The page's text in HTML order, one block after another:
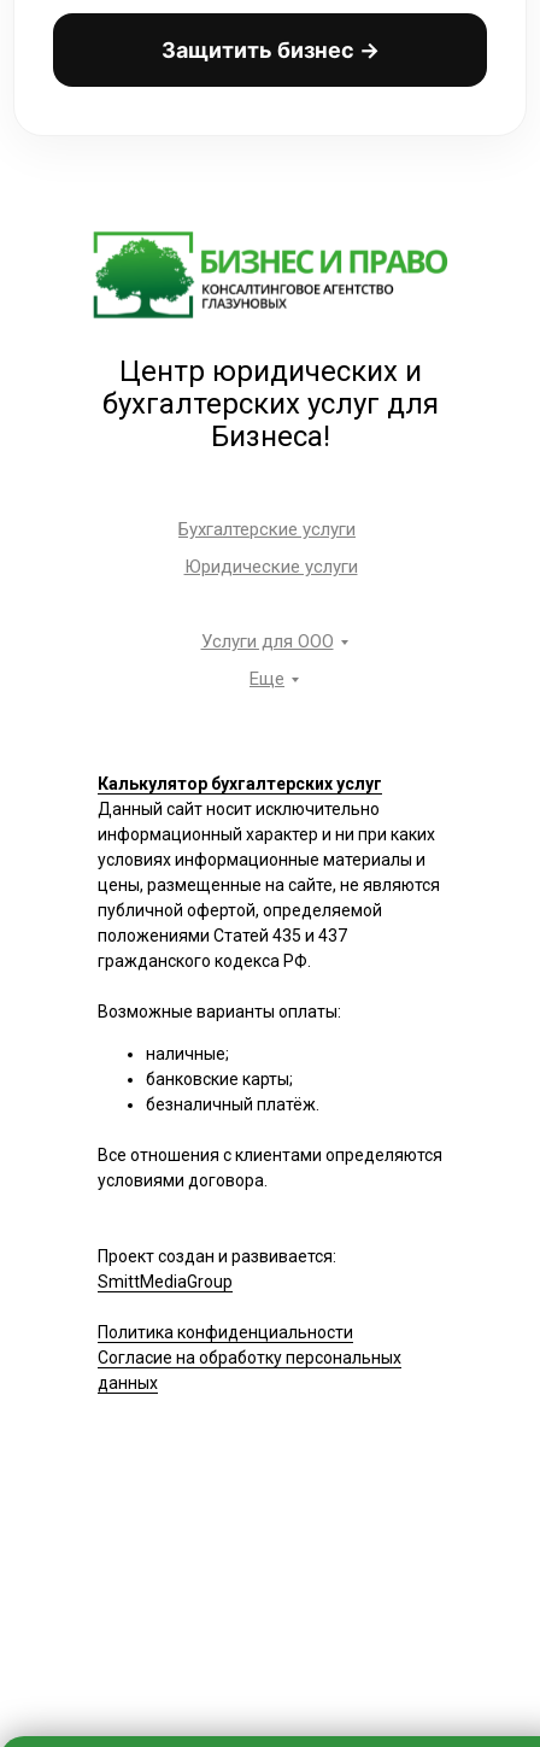
Защитить бизнес →
Центр юридических и
бухгалтерских услуг для
Бизнеса!
Бухгалтерские услуги
Юридические услуги
Услуги для ООО
Еще
Калькулятор бухгалтерских услуг
Данный сайт носит исключительно
информационный характер и ни при каких
условиях информационные материалы и
цены, размещенные на сайте, не являются
публичной офертой, определяемой
положениями Статей 435 и 437
гражданского кодекса РФ.
Возможные варианты оплаты:
наличные;
банковские карты;
безналичный платёж.
Все отношения с клиентами определяются
условиями договора.
Проект создан и развивается:
SmittMediaGroup
Политика конфиденциальности
Согласие на обработку персональных
данных